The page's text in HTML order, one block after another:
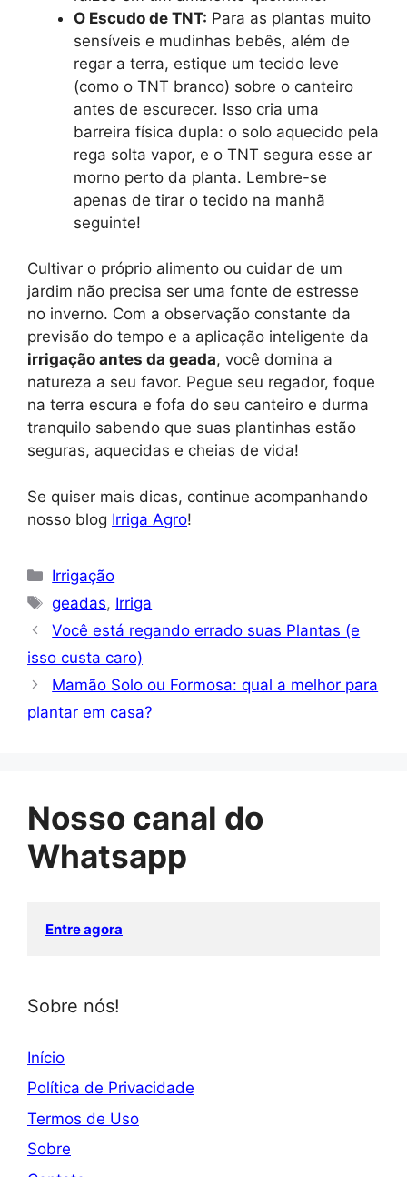
O Escudo de TNT: Para as plantas muito
sensíveis e mudinhas bebês, além de
regar a terra, estique um tecido leve
(como o TNT branco) sobre o canteiro
antes de escurecer. Isso cria uma
barreira física dupla: o solo aquecido pela
rega solta vapor, e o TNT segura esse ar
morno perto da planta. Lembre-se
apenas de tirar o tecido na manhã
seguinte!
Cultivar o próprio alimento ou cuidar de um
jardim não precisa ser uma fonte de estresse
no inverno. Com a observação constante da
previsão do tempo e a aplicação inteligente da
irrigação antes da geada, você domina a
natureza a seu favor. Pegue seu regador, foque
na terra escura e fofa do seu canteiro e durma
tranquilo sabendo que suas plantinhas estão
seguras, aquecidas e cheias de vida!
Se quiser mais dicas, continue acompanhando
nosso blog Irriga Agro!
Categorias
Irrigação
Tags
geadas, Irriga
Você está regando errado suas Plantas (e
isso custa caro)
Mamão Solo ou Formosa: qual a melhor para
plantar em casa?
Nosso canal do
Whatsapp
Entre agora
Sobre nós!
Início
Política de Privacidade
Termos de Uso
Sobre